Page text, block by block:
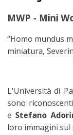
MWP - Mini
“Homo mundus
miniatura,
L'Università di
sono
e Stefano
loro immagini sul